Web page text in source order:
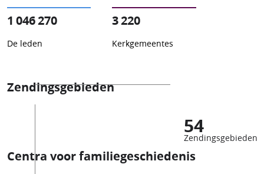
1 046 270
De leden
3 220
Kerkgemeentes
Zendingsgebieden
54
Zendingsgebieden
Centra voor familiegeschiedenis